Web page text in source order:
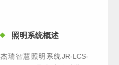
照明系统概述
杰瑞智慧照明系统JR-LCS-